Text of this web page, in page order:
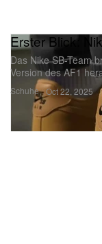
Schuhe
Erster Blick:
Das Nike SB-Team
Version des AF1
Oct 22, 2025